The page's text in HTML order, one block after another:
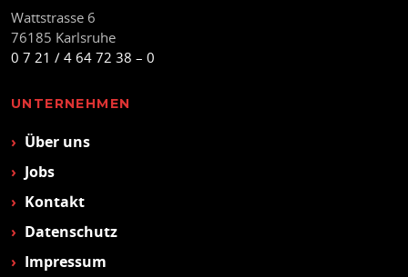
Wattstrasse 6
76185 Karlsruhe
0 7 21 / 4 64 72 38 – 0
UNTERNEHMEN
Über uns
Jobs
Kontakt
Datenschutz
Impressum